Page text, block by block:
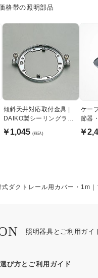
格帯の照明部品
傾斜天井対応取付金具 |
DAIKO製シーリングライ
ト専用
￥1,045 (税込)
ケー
節器
￥
ダクトレール用カバー・1m｜
照明器具とご利用ガイ
び方とご利用ガイド